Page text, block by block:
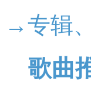
→专辑
歌曲